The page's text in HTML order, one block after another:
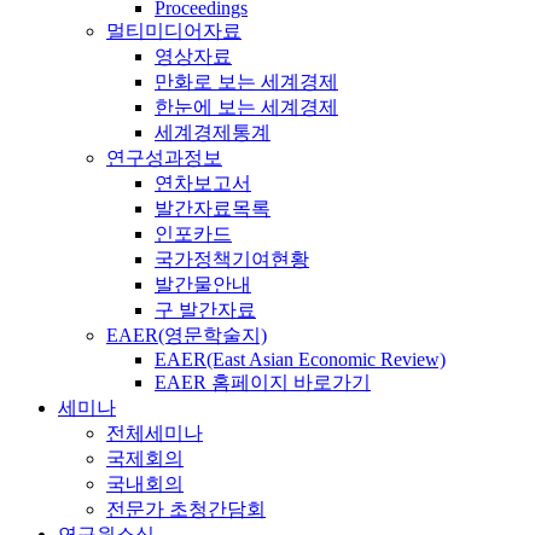
Proceedings
멀티미디어자료
영상자료
만화로 보는 세계경제
한눈에 보는 세계경제
세계경제통계
연구성과정보
연차보고서
발간자료목록
인포카드
국가정책기여현황
발간물안내
구 발간자료
EAER(영문학술지)
EAER(East Asian Economic Review)
EAER 홈페이지 바로가기
세미나
전체세미나
국제회의
국내회의
전문가 초청간담회